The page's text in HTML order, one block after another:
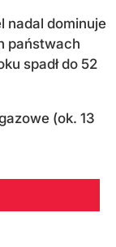
nadal dominuje
państwach
spadł do 52
(ok. 13